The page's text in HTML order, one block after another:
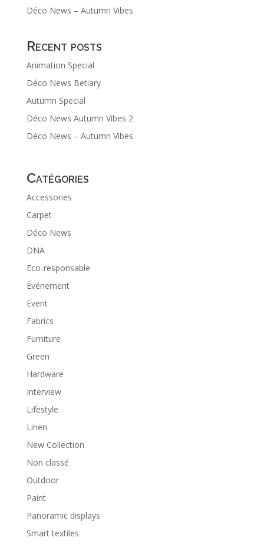
Déco News – Autumn Vibes
Recent posts
Animation Special
Déco News Betiary
Autumn Special
Déco News Autumn Vibes 2
Déco News – Autumn Vibes
Catégories
Accessories
Carpet
Déco News
DNA
Eco-responsable
Événement
Event
Fabrics
Furniture
Green
Hardware
Interview
Lifestyle
Linen
New Collection
Non classé
Outdoor
Paint
Panoramic displays
Smart textiles